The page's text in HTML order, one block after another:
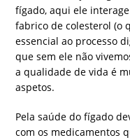
fígado, aqui ele
fabrico de colesterol (o
essencial ao processo
que sem ele não
a qualidade de vida é
aspetos.
Pela saúde do fígado
com os medicamentos